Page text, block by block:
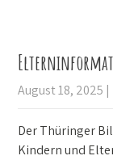
August 18, 2025 |
Der Thüringer
Kindern und